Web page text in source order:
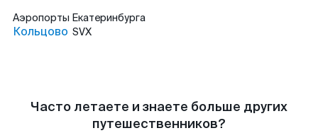
Аэропорты Екатеринбурга
Кольцово SVX
Часто летаете и знаете больше других
путешественников?